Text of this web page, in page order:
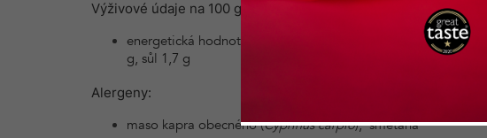
Výživové údaje na 100 g
energetická hodnota 997 kJ/238 kcal, tuky 19,8 g z toho
g, sůl 1,7 g
Alergeny:
maso kapra obecného (Cyprinus carpio), smetana